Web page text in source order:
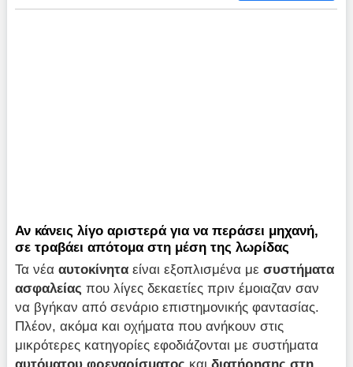
Αν κάνεις λίγο αριστερά για να περάσει μηχανή,
σε τραβάει απότομα στη μέση της λωρίδας
Τα νέααυτοκίνητα είναι εξοπλισμένα μεσυστήματα
ασφαλείας που λίγες δεκαετίες πριν έμοιαζαν σαν
να βγήκαν από σενάριο επιστημονικής φαντασίας.
Πλέον, ακόμα και οχήματα που ανήκουν στις
μικρότερες κατηγορίες εφοδιάζονται με συστήματα
αυτόματου φρεναρίσματος καιδιατήρησης στη